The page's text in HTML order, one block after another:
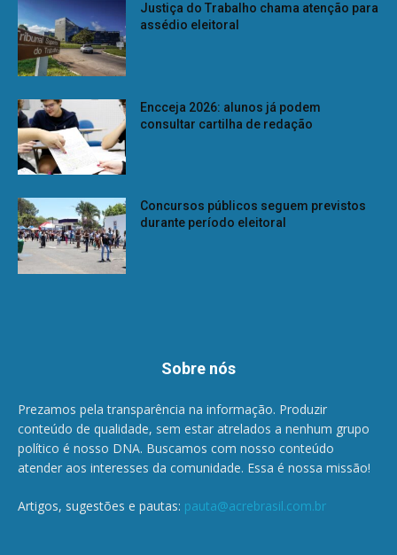
Justiça do Trabalho chama atenção para
assédio eleitoral
Encceja 2026: alunos já podem
consultar cartilha de redação
Concursos públicos seguem previstos
durante período eleitoral
Sobre nós
Prezamos pela transparência na informação. Produzir
conteúdo de qualidade, sem estar atrelados a nenhum grupo
político é nosso DNA. Buscamos com nosso conteúdo
atender aos interesses da comunidade. Essa é nossa missão!
Artigos, sugestões e pautas: pauta@acrebrasil.com.br